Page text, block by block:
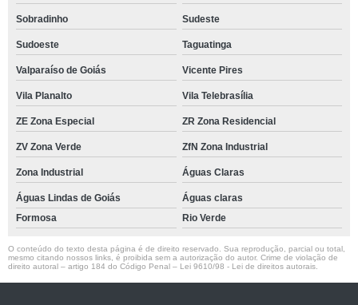
Sobradinho Sudeste
Sudoeste Taguatinga
Valparaíso de Goiás Vicente Pires
Vila Planalto Vila Telebrasília
ZE Zona Especial ZR Zona Residencial
ZV Zona Verde ZfN Zona Industrial
Zona Industrial Águas Claras
Águas Lindas de Goiás
Águas claras
Formosa
Rio Verde
O conteúdo do texto desta página é de direito reservado. Sua reprodução, parcial ou total,
mesmo citando nossos links, é proibida sem a autorização do autor. Crime de violação de
direito autoral – artigo 184 do Código Penal – Lei 9610/98 - Lei de direitos autorais